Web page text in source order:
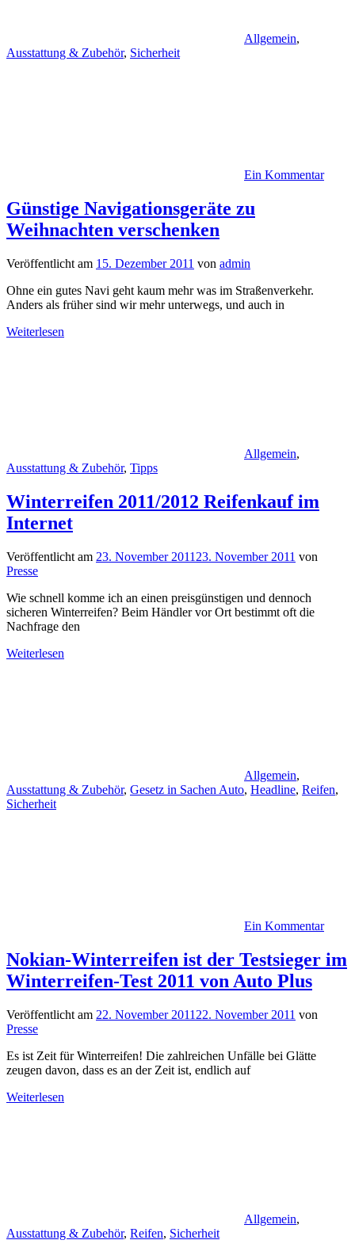
Allgemein,
Ausstattung & Zubehör, Sicherheit
Ein Kommentar
Günstige Navigationsgeräte zu
Weihnachten verschenken
Veröffentlicht am 15. Dezember 2011 von admin
Ohne ein gutes Navi geht kaum mehr was im Straßenverkehr.
Anders als früher sind wir mehr unterwegs, und auch in
Weiterlesen
Allgemein,
Ausstattung & Zubehör, Tipps
Winterreifen 2011/2012 Reifenkauf im
Internet
Veröffentlicht am 23. November 2011 23. November 2011 von
Presse
Wie schnell komme ich an einen preisgünstigen und dennoch
sicheren Winterreifen? Beim Händler vor Ort bestimmt oft die
Nachfrage den
Weiterlesen
Allgemein,
Ausstattung & Zubehör, Gesetz in Sachen Auto, Headline, Reifen,
Sicherheit
Ein Kommentar
Nokian-Winterreifen ist der Testsieger im
Winterreifen-Test 2011 von Auto Plus
Veröffentlicht am 22. November 2011 22. November 2011 von
Presse
Es ist Zeit für Winterreifen! Die zahlreichen Unfälle bei Glätte
zeugen davon, dass es an der Zeit ist, endlich auf
Weiterlesen
Allgemein,
Ausstattung & Zubehör, Reifen, Sicherheit